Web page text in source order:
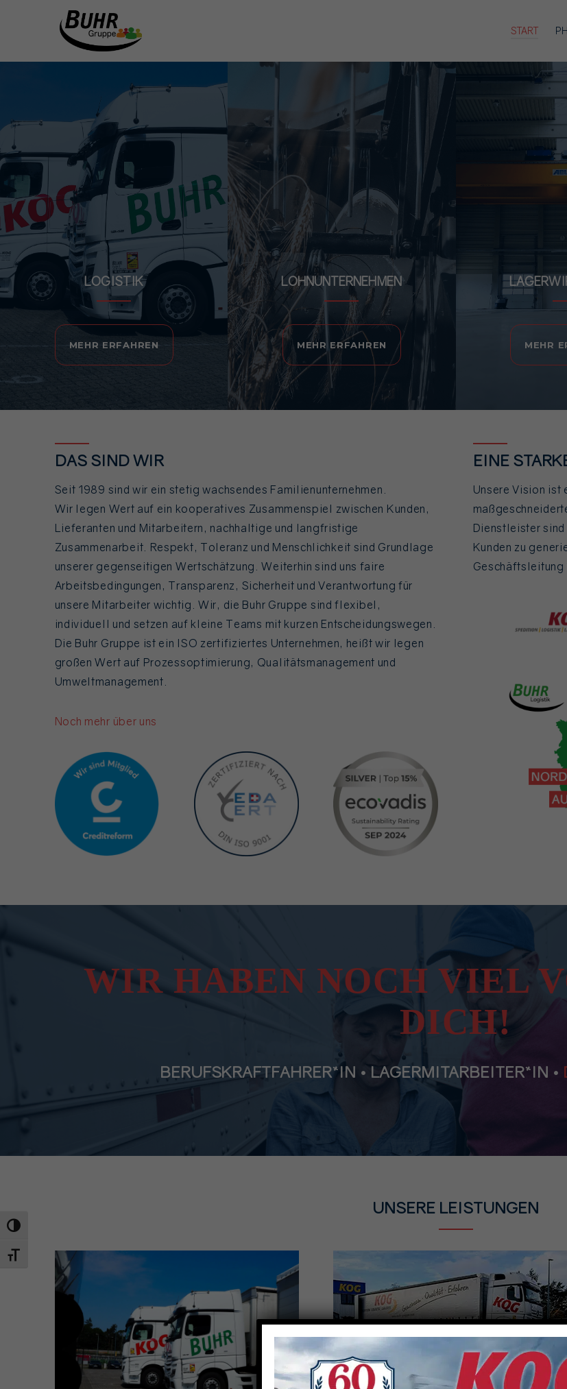
UMSCHALTEN AUF HOHE KONTRASTE
SCHRIFT VERGRÖSSERN
START
LOGISTIK
MEHR ERFAHREN
LOHNUNTERNEHMEN
MEHR ERFAHREN MEHR
DAS SIND WIR
Seit 1989 sind wir ein stetig wachsendes Familienunternehmen.
Wir legen Wert auf ein kooperatives Zusammenspiel zwischen Kunden,
Lieferanten und Mitarbeitern, nachhaltige und langfristige
Zusammenarbeit. Respekt, Toleranz und Menschlichkeit sind Grundlage
unserer gegenseitigen Wertschätzung. Weiterhin sind uns faire
Arbeitsbedingungen, Transparenz, Sicherheit und Verantwortung für
unsere Mitarbeiter wichtig. Wir, die Buhr Gruppe sind flexibel,
individuell und setzen auf kleine Teams mit kurzen Entscheidungswegen.
Die Buhr Gruppe ist ein ISO zertifiziertes Unternehmen, heißt wir legen
großen Wert auf Prozessoptimierung, Qualitätsmanagement und
Umweltmanagement.
Noch mehr über uns
EINE
Unsere Vision ist
Dienstleister
Kunden zu
Geschäftsleitung
WIR HABEN NOCH VIEL
DICH!
BERUFSKRAFTFAHRER*IN • LAGERMITARBEITER*IN •
UNSERE LEISTUNGEN